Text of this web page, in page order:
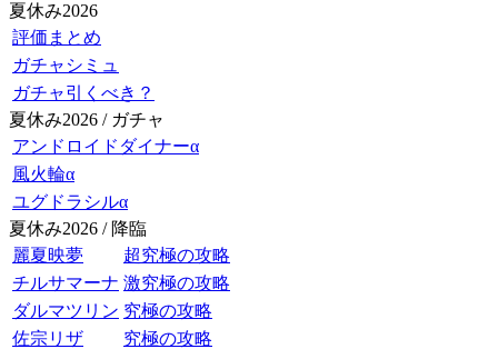
夏休み2026
評価まとめ
ガチャシミュ
ガチャ引くべき？
夏休み2026 / ガチャ
アンドロイドダイナーα
風火輪α
ユグドラシルα
夏休み2026 / 降臨
麗夏映夢
超究極の攻略
チルサマーナ 激究極の攻略
ダルマツリン 究極の攻略
佐宗リザ
究極の攻略